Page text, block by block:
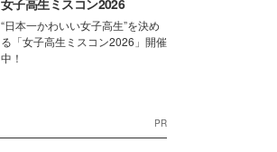
女子高生ミスコン2026
“日本一かわいい女子高生”を決め
る「女子高生ミスコン2026」開催
中！
PR